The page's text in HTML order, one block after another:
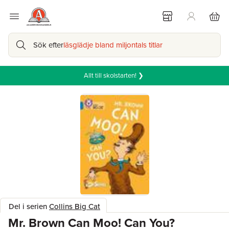
Sök efterläsglädje bland miljontals titlar
Allt till skolstarten! ❯
Del i serienCollins Big Cat
Mr. Brown Can Moo! Can You?